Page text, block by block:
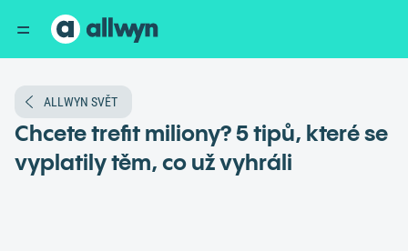
ALLWYN SVĚT
Chcete trefit miliony? 5 tipů, které se
vyplatily těm, co už vyhráli